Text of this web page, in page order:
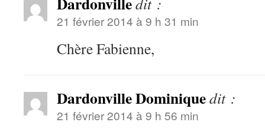
21 février 2014 à 9 h 31 min
Chère Fabienne,
Dardonville Dominiquedit :
21 février 2014 à 9 h 56 min